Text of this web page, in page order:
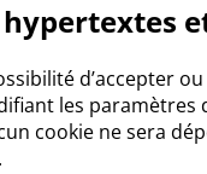
d’accepter
les paramètres
cookie ne sera